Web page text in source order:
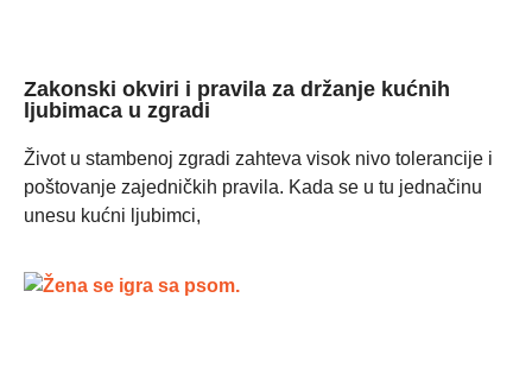
Zakonski okviri i pravila za držanje kućnih
ljubimaca u zgradi
Život u stambenoj zgradi zahteva visok nivo tolerancije i
poštovanje zajedničkih pravila. Kada se u tu jednačinu
unesu kućni ljubimci,